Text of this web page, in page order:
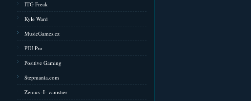
ITG Freak
Kyle Ward
MusicGames.cz
PIU Pro
Positive Gaming
Stepmania.com
Zenius -I- vanisher